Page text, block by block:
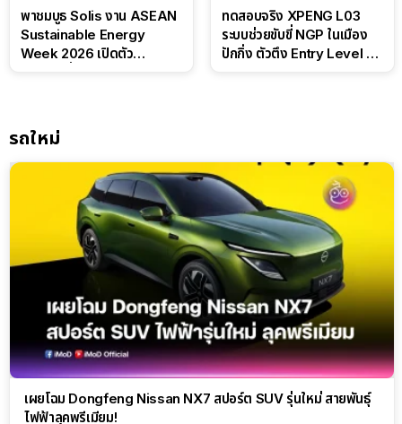
พาชมบูธ Solis งาน ASEAN
Sustainable Energy
Week 2026 เปิดตัว
ทดสอบจริง XPENG L03
ระบบช่วยขับขี่ NGP ในเมือง
ปักกิ่ง ตัวตึง Entry Level ที่
รถใหม่
เผยโฉม Dongfeng Nissan NX7 สปอร์ต SUV รุ่นใหม่ สายพันธุ์
ไฟฟ้าลุคพรีเมียม!